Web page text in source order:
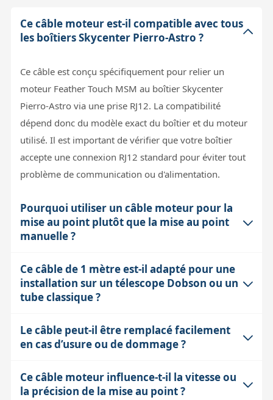
Ce câble moteur est-il compatible avec tous
les boîtiers Skycenter Pierro-Astro ?
Ce câble est conçu spécifiquement pour relier un
moteur Feather Touch MSM au boîtier Skycenter
Pierro-Astro via une prise RJ12. La compatibilité
dépend donc du modèle exact du boîtier et du moteur
utilisé. Il est important de vérifier que votre boîtier
accepte une connexion RJ12 standard pour éviter tout
problème de communication ou d'alimentation.
Pourquoi utiliser un câble moteur pour la
mise au point plutôt que la mise au point
manuelle ?
Le moteur de mise au point permet un réglage précis
et stable, indispensable notamment en
astrophotographie où la moindre vibration peut flouter
le moteur et le boîtier de commande, facilitant ainsi un
donc de perturber la stabilité du système.
Ce câble de 1 mètre est-il adapté pour une
installation sur un télescope Dobson ou un
tube classique ?
La longueur de 1 mètre est un compromis pratique :
suffisante pour connecter le moteur au boîtier tout en
Sur un Dobson, souvent plus compact, il faudra veiller
Le câble peut-il être remplacé facilement
en cas d’usure ou de dommage ?
Oui, le câble RJ12 est un composant standard et
remplaçable. Il est conseillé d'utiliser un câble de
Ce câble moteur influence-t-il la vitesse ou
la précision de la mise au point ?